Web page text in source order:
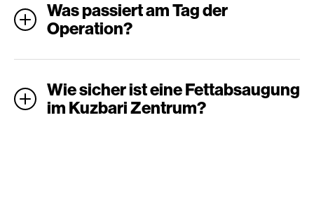
Was passiert am Tag der
Operation?
Wie sicher ist eine Fettabsaugung
im Kuzbari Zentrum?